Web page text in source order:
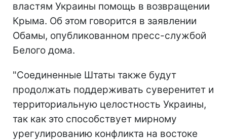
властям Украины помощь в возвращении
Крыма. Об этом говорится в заявлении
Обамы, опубликованном пресс-службой
Белого дома.
"Соединенные Штаты также будут
продолжать поддерживать суверенитет и
территориальную целостность Украины,
так как это способствует мирному
урегулированию конфликта на востоке